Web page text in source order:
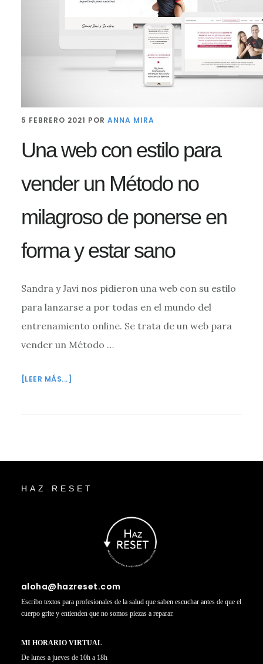
5 FEBRERO 2021 POR ANNA MIRA
Una web con estilo para
vender un Método no
milagroso de ponerse en
forma y estar sano
Sandra y Javi nos pidieron una web con su estilo
para lanzarse a por todas en el mundo del
entrenamiento online. Se trata de un web para
vender un Método …
[LEER MÁS...]
PARA
UN
MILAGROSO
FORMA
Y
ESTAR
HAZ RESET
aloha@hazreset.com
Escribo textos para profesionales de la salud que saben escuchar antes de que el
cuerpo grite y entienden que no somos piezas a reparar.
MI HORARIO VIRTUAL
De lunes a jueves de 10h a 18h